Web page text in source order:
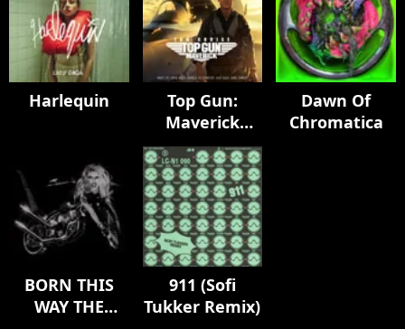
Harlequin
Top Gun:
Maverick
(Music From
The Motion
Picture)
Dawn Of
Chromatica
BORN THIS
WAY THE
911 (Sofi
Tukker Remix)